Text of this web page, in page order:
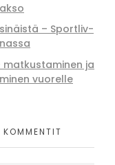
– Sportliv-
matkustaminen ja
vuorelle